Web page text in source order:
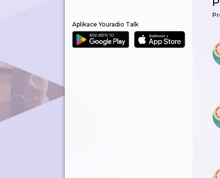
Aplikace Youradio Talk